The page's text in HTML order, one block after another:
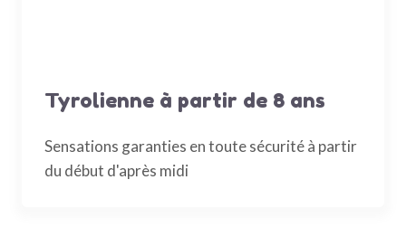
Tyrolienne à partir de 8 ans
Sensations garanties en toute sécurité à partir
du début d'après midi